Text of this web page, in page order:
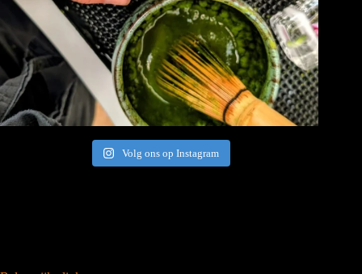
Volg ons op Instagram